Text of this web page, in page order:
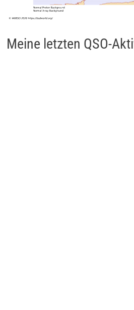
Meine letzten QSO-